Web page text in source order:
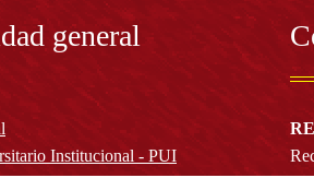
general
Institucional - PUI